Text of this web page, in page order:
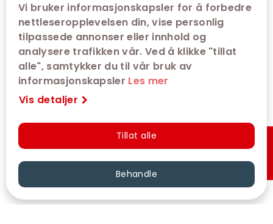
Vi bruker informasjonskapsler for å forbedre
nettleseropplevelsen din, vise personlig
tilpassede annonser eller innhold og
analysere trafikken vår. Ved å klikke "tillat
alle", samtykker du til vår bruk av
informasjonskapsler Les mer
Vis detaljer
Tillat alle
Behandle Hurtigkjøp